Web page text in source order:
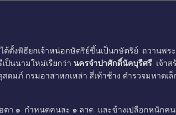
พิธียกเจ้าหน่อกษัตริย์ขึ้นเป็นกษัตริย์ ถวานพระ
ป็นนามใหม่เรียกว่า นครจำปาศักดิ์นัคบุรีศรี เจ้า
ดมภ์ กรมอาสาหกเหล่า สี่เท้าช้าง ตำรวจมหาด
๑ กำหนดคนละ ๑ ลาด และข้างเปลือกหนักคน